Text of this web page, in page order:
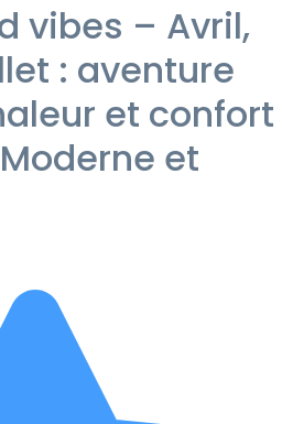
vibes – Avril,
: aventure
et confort
et